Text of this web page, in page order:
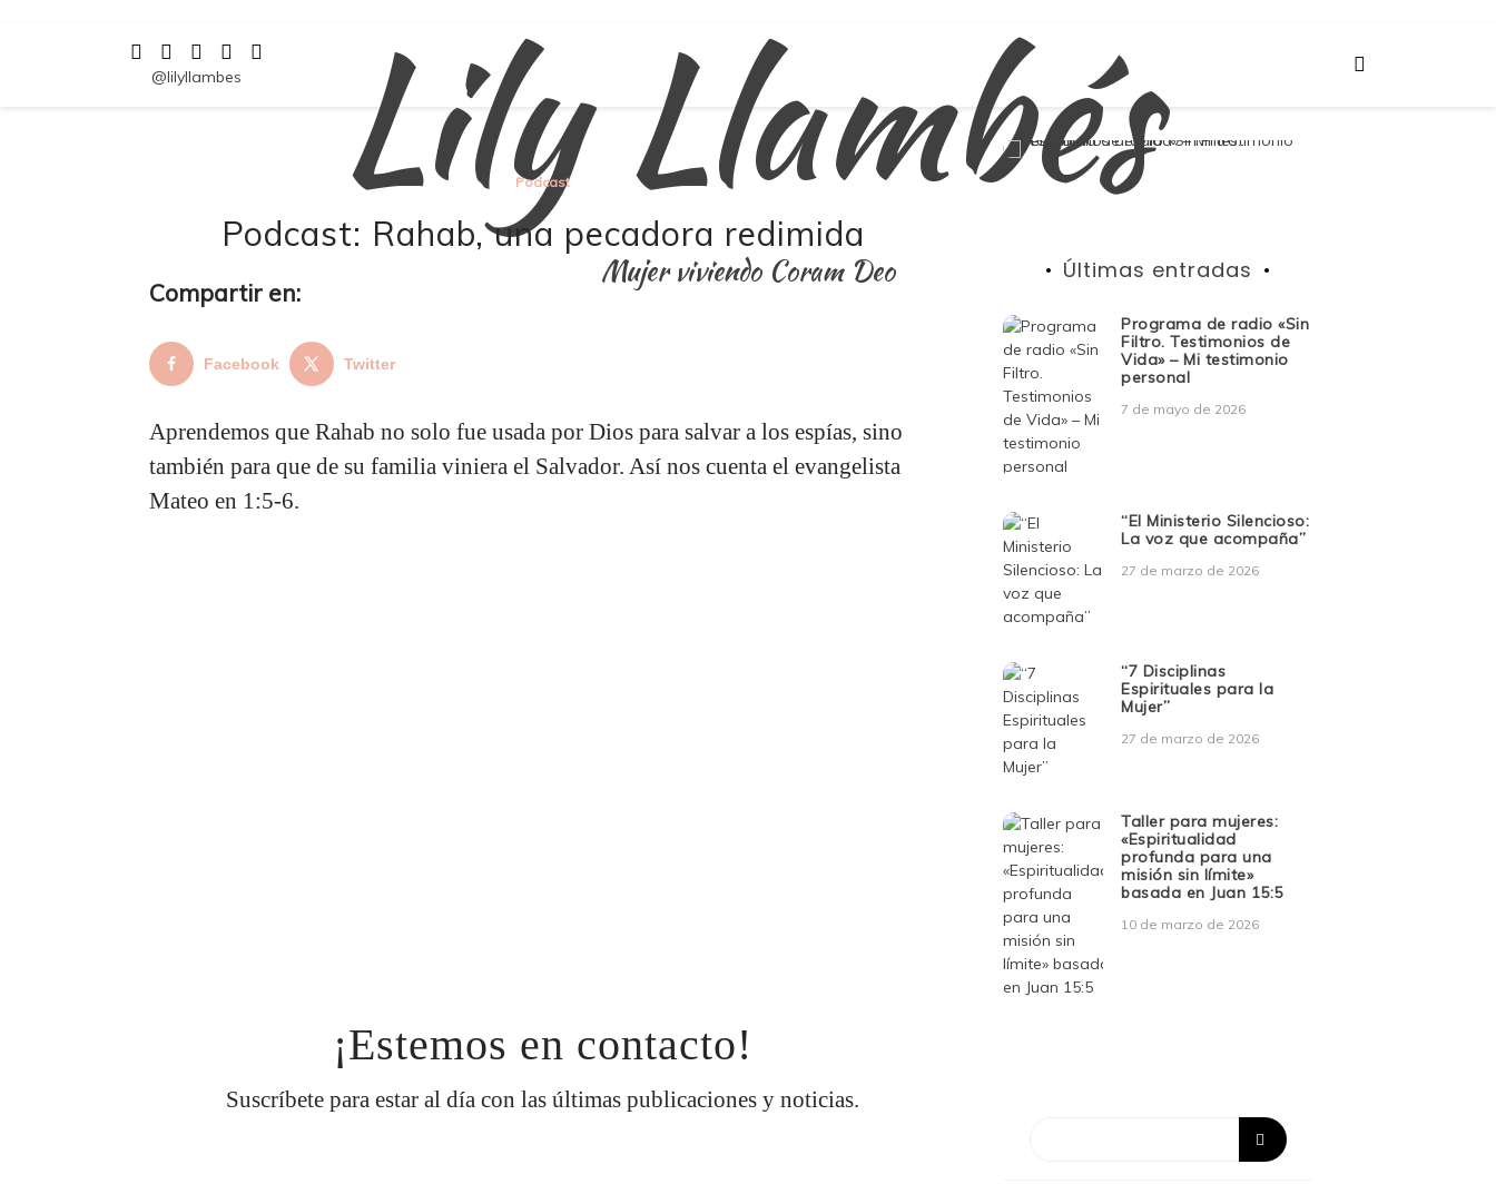
Lily Llambés
Mujer viviendo Coram Deo
@lilyllambes
Podcast
Podcast: Rahab, una pecadora redimida
Compartir en:
Facebook Twitter
Aprendemos que Rahab no solo fue usada por Dios para salvar a los espías, sino
también para que de su familia viniera el Salvador. Así nos cuenta el evangelista
Mateo en 1:5-6.
¡Estemos en contacto!
Suscríbete para estar al día con las últimas publicaciones y noticias.
Últimas entradas
Programa de radio «Sin
Filtro. Testimonios de
Vida» – Mi testimonio
personal
7 de mayo de 2026
“El Ministerio Silencioso:
La voz que acompaña”
27 de marzo de 2026
“7 Disciplinas
Espirituales para la
Mujer”
27 de marzo de 2026
Taller para mujeres:
«Espiritualidad
profunda para una
misión sin límite»
basada en Juan 15:5
10 de marzo de 2026